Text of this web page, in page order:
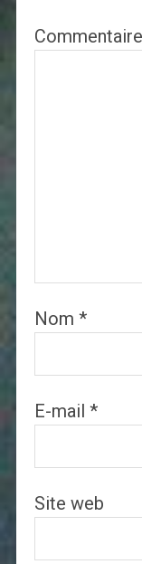
Commentaire
Nom *
E-mail *
Site web